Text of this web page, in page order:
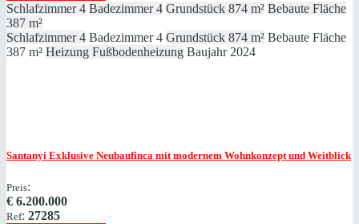
Schlafzimmer 4 Badezimmer 4 Grundstück 874 m² Bebaute Fläche
387 m²
Schlafzimmer 4 Badezimmer 4 Grundstück 874 m² Bebaute Fläche
387 m² Heizung Fußbodenheizung Baujahr 2024
Santanyi Exklusive Neubaufinca mit modernem Wohnkonzept und Weitblick
Preis:
€ 6.200.000
Ref: 27285